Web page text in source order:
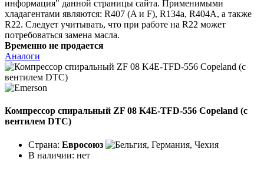
информация" данной страницы сайта. Применимыми
хладагентами являются: R407 (A и F), R134a, R404A, а также
R22. Следует учитывать, что при работе на R22 может
потребоваться замена масла.
Временно не продается
Аналоги
Компрессор спиральный ZF 08 K4E-TFD-556 Copeland (с
вентилем DTC)
Страна: Евросоюз
В наличии: нет